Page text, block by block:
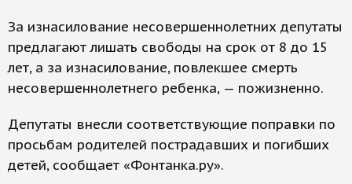
За изнасилование несовершеннолетних депутаты
предлагают лишать свободы на срок от 8 до 15
лет, а за изнасилование, повлекшее смерть
несовершеннолетнего ребенка, — пожизненно.
Депутаты внесли соответствующие поправки по
просьбам родителей пострадавших и погибших
детей, сообщает «Фонтанка.ру».